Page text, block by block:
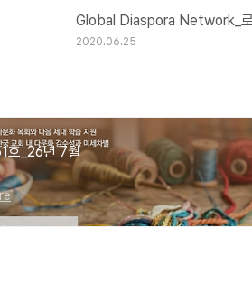
2020.06.25
호_26년 7월